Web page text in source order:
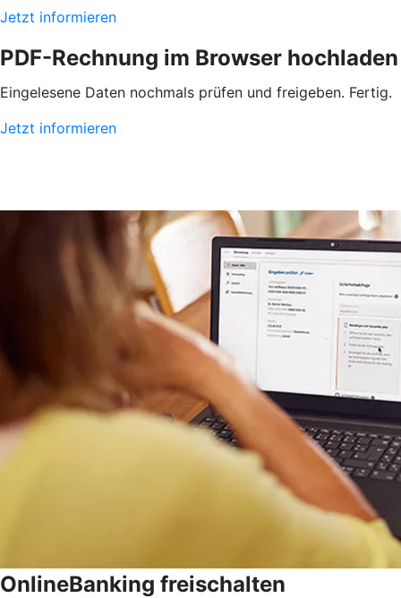
Jetzt informieren
PDF-Rechnung im Browser hochladen
Eingelesene Daten nochmals prüfen und freigeben. Fertig.
Jetzt informieren
OnlineBanking freischalten